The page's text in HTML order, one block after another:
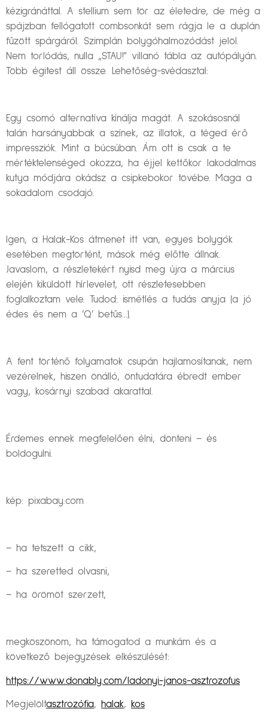
kézigránáttal. A stellium sem tör az életedre, de még a
spájzban fellógatott combsonkát sem rágja le a duplán
fűzött spárgáról. Szimplán bolygóhalmozódást jelöl.
Nem torlódás, nulla „STAU!” villanó tábla az autópályán.
Több égitest áll össze. Lehetőség-svédasztal:
Egy csomó alternatíva kínálja magát. A szokásosnál
talán harsányabbak a színek, az illatok, a téged érő
impressziók. Mint a búcsúban. Ám ott is csak a te
mértéktelenséged okozza, ha éjjel kettőkor lakodalmas
kutya módjára okádsz a csipkebokor tövébe. Maga a
sokadalom csodajó.
Igen, a Halak-Kos átmenet itt van, egyes bolygók
esetében megtörtént, mások még előtte állnak.
Javaslom, a részletekért nyisd meg újra a március
elején kiküldött hírlevelet, ott részletesebben
foglalkoztam vele. Tudod: ismétlés a tudás anyja (a jó
édes és nem a ’Q’ betűs…).
A fent történő folyamatok csupán hajlamosítanak, nem
vezérelnek, hiszen önálló, öntudatára ébredt ember
vagy, kosárnyi szabad akarattal.
Érdemes ennek megfelelően élni, dönteni – és
boldogulni.
kép: pixabay.com
– ha tetszett a cikk,
– ha szeretted olvasni,
– ha örömöt szerzett,
megköszönöm, ha támogatod a munkám és a
következő bejegyzések elkészülését:
https://www.donably.com/ladonyi-janos-asztrozofus
Megjelöltasztrozófia, halak, kos